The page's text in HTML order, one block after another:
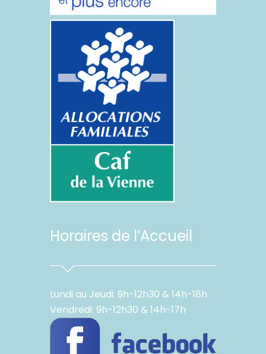
Horaires de l’Accueil
Lundi au Jeudi: 9h-12h30 & 14h-18h
Vendredi: 9h-12h30 & 14h-17h